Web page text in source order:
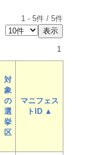
1 - 5件 / 5件
1
対
象
の
選
挙
区
マニフェス
トID ▲